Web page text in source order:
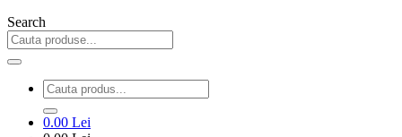
Search
0.00 Lei